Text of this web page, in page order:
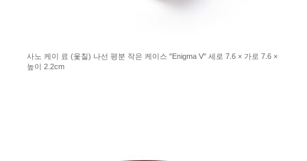
사노 케이 료 (옻칠) 나선 평분 작은 케이스 "Enigma V" 세로 7.6 × 가로 7.6 ×
높이 2.2cm